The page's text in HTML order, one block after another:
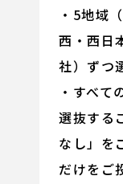
・5地域
西・西日
社）ずつ
・すべて
選抜する
なし」を
だけをご